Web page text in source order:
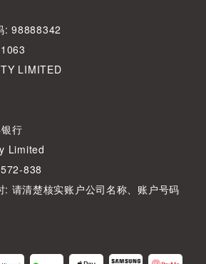
: 98888342
LIMITED
行
Limited
838
: 请清楚核实账户公司名称、账户号码